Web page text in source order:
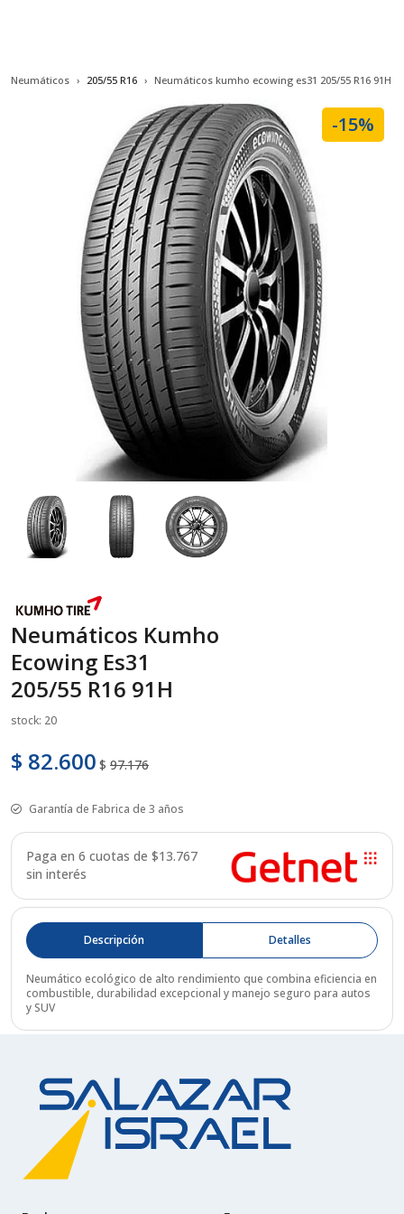
Neumáticos 205/55 R16 Neumáticos kumho ecowing es31 205/55 R16 91H
-15%
Neumáticos Kumho
Ecowing Es31
205/55 R16 91H
stock: 20
$ 82.600 $ 97.176
Garantía de Fabrica de 3 años
Paga en 6 cuotas de $13.767
sin interés
Descripción Detalles
Neumático ecológico de alto rendimiento que combina eficiencia en
combustible, durabilidad excepcional y manejo seguro para autos
y SUV